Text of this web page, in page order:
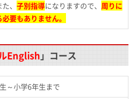
、 子別指導になりますので、 周りに
要もありません。
English」コース
～小学6年生まで